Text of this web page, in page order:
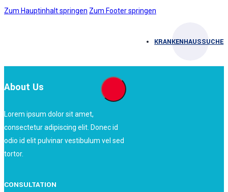
Zum Hauptinhalt springen Zum Footer springen
KRANKENHAUSSUCHE
About Us
Lorem ipsum dolor sit amet,
consectetur adipiscing elit. Donec id
odio id elit pulvinar vestibulum vel sed
tortor.
CONSULTATION